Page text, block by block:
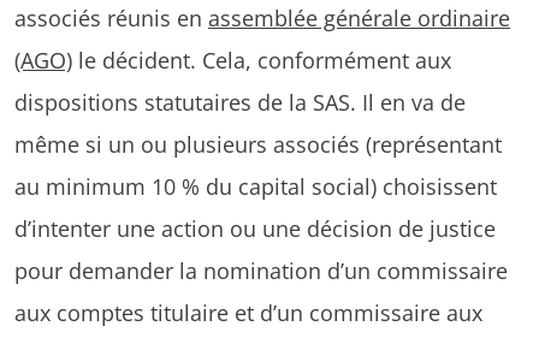
associés réunis en assemblée générale ordinaire
(AGO) le décident. Cela, conformément aux
dispositions statutaires de la SAS. Il en va de
même si un ou plusieurs associés (représentant
au minimum 10 % du capital social) choisissent
d’intenter une action ou une décision de justice
pour demander la nomination d’un commissaire
aux comptes titulaire et d’un commissaire aux